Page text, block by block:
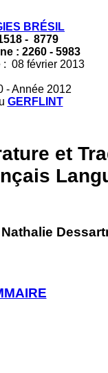
BRÉSIL
- 8779
: 2260 - 5983
: 08 février 2013
- Année 2012
GERFLINT
et